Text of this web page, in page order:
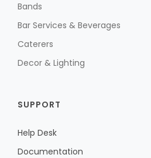
Bands
Bar Services & Beverages
Caterers
Decor & Lighting
SUPPORT
Help Desk
Documentation